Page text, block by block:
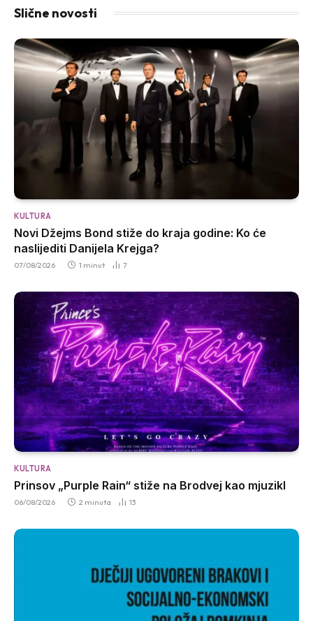
Slične novosti
KULTURA
Novi Džejms Bond stiže do kraja godine: Ko će
naslijediti Danijela Krejga?
07/08/2026 1 minut 7
KULTURA
Prinsov „Purple Rain“ stiže na Brodvej kao mjuzikl
06/08/2026 2 minuta 13